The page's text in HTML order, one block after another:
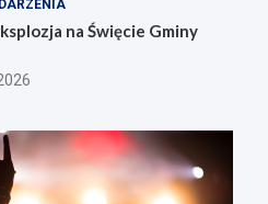
na Święcie Gminy